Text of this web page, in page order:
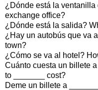
¿Dónde está la
exchange office?
¿Dónde está la salida?
¿Hay un autobús que va
town?
¿Cómo se va al hotel?
Cuánto cuesta un billete
to _______ cost?
Deme un billete a